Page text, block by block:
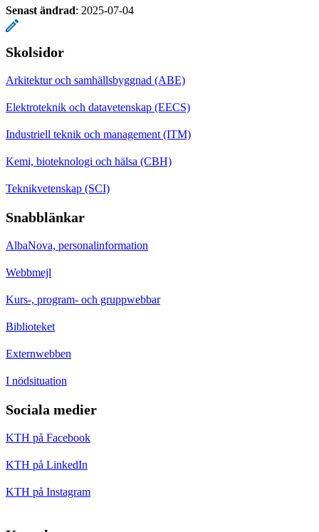
Senast ändrad: 2025-07-04
Skolsidor
Arkitektur och samhällsbyggnad (ABE)
Elektroteknik och datavetenskap (EECS)
Industriell teknik och management (ITM)
Kemi, bioteknologi och hälsa (CBH)
Teknikvetenskap (SCI)
Snabblänkar
AlbaNova, personalinformation
Webbmejl
Kurs-, program- och gruppwebbar
Biblioteket
Externwebben
I nödsituation
Sociala medier
KTH på Facebook
KTH på LinkedIn
KTH på Instagram